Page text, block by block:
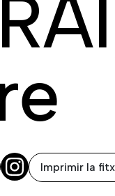
Bluesky Imprimir la